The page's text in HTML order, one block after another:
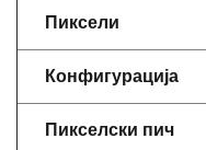
Пиксели
Конфигурација
Пикселски пич